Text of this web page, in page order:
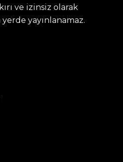
ve izinsiz olarak
yayınlanamaz.